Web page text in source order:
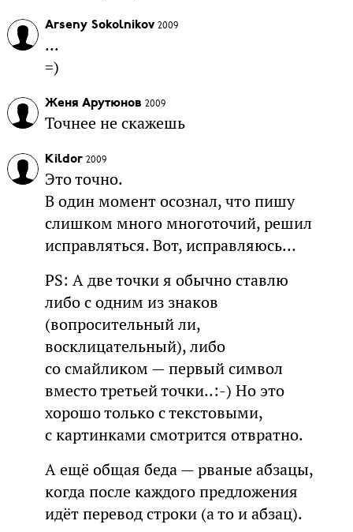
Arseny Sokolnikov 2009
...
=)
Женя Арутюнов 2009
Точнее не скажешь
Kildor 2009
Это точно.
В один момент осознал, что пишу
слишком много многоточий, решил
исправляться. Вот, исправляюсь…
PS: А две точки я обычно ставлю
либо с одним из знаков
(вопросительный ли,
восклицательный), либо
со смайликом — первый символ
вместо третьей точки..:-) Но это
хорошо только с текстовыми,
с картинками смотрится отвратно.
А ещё общая беда — рваные абзацы,
когда после каждого предложения
идёт перевод строки (а то и абзац).